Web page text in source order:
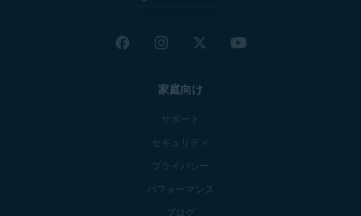
家庭向け
サポート
セキュリティ
プライバシー
パフォーマンス
ブログ